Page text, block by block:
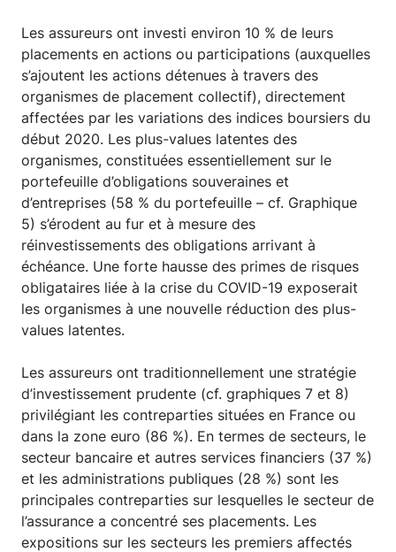
Les assureurs ont investi environ 10 % de leurs
placements en actions ou participations (auxquelles
s’ajoutent les actions détenues à travers des
organismes de placement collectif), directement
affectées par les variations des indices boursiers du
début 2020. Les plus-values latentes des
organismes, constituées essentiellement sur le
portefeuille d’obligations souveraines et
d’entreprises (58 % du portefeuille – cf. Graphique
5) s’érodent au fur et à mesure des
réinvestissements des obligations arrivant à
échéance. Une forte hausse des primes de risques
obligataires liée à la crise du COVID-19 exposerait
les organismes à une nouvelle réduction des plus-
values latentes.
Les assureurs ont traditionnellement une stratégie
d’investissement prudente (cf. graphiques 7 et 8)
privilégiant les contreparties situées en France ou
dans la zone euro (86 %). En termes de secteurs, le
secteur bancaire et autres services financiers (37 %)
et les administrations publiques (28 %) sont les
principales contreparties sur lesquelles le secteur de
l’assurance a concentré ses placements. Les
expositions sur les secteurs les premiers affectés